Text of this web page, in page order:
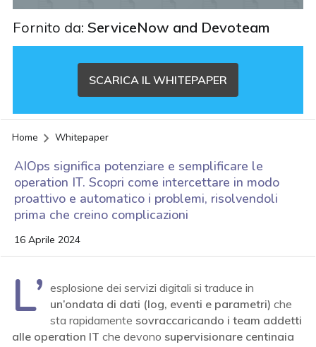
Fornito da: ServiceNow and Devoteam
SCARICA IL WHITEPAPER
Home Whitepaper
AIOps significa potenziare e semplificare le
operation IT. Scopri come intercettare in modo
proattivo e automatico i problemi, risolvendoli
prima che creino complicazioni
16 Aprile 2024
L’ esplosione dei servizi digitali si traduce in
un’ondata di dati (log, eventi e parametri) che
sta rapidamente sovraccaricando i team addetti
alle operation ITche devono supervisionare centinaia